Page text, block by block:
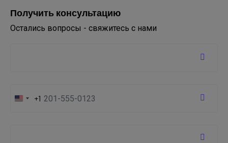
Получить консультацию
Остались вопросы - свяжитесь с нами
United
+1